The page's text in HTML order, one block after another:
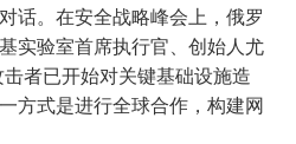
话。在安全战略峰会上，俄罗
实验室首席执行官、创始人尤
者已开始对关键基础设施造
方式是进行全球合作，构建网